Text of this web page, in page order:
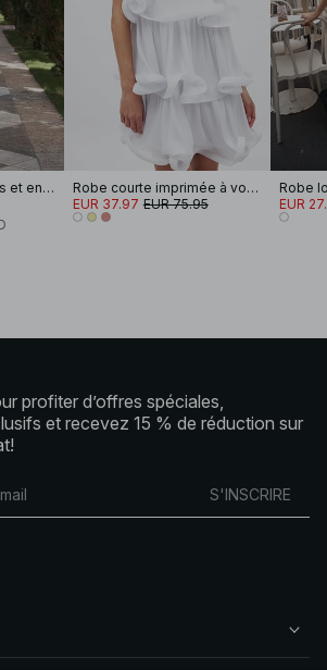
Robe courte à volants et encolure en V
Robe courte imprimée à volants
EUR 37.97 EUR 75.95 EUR
profiter d’offres spéciales,
et recevez 15 % de réduction sur
S'INSCRIRE